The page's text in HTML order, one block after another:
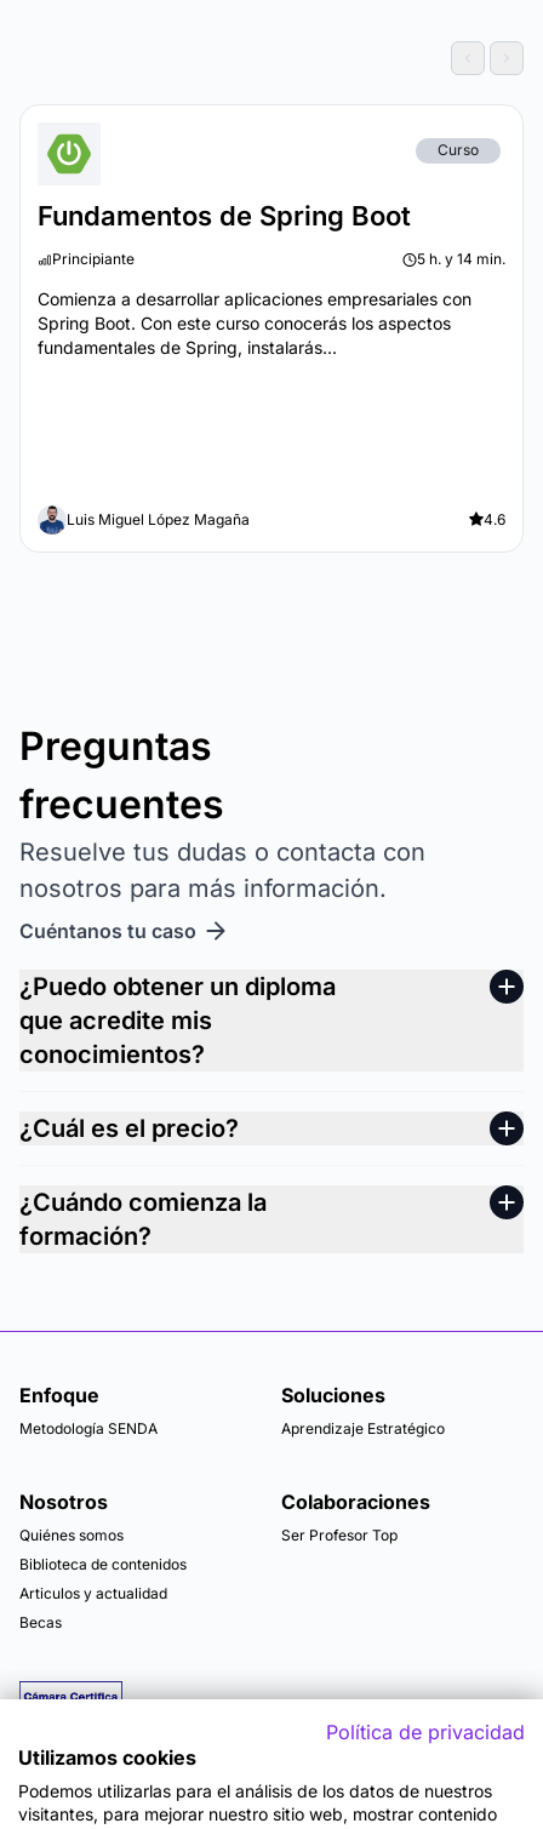
Curso
Fundamentos de Spring Boot
Principiante 5 h. y 14 min.
Comienza a desarrollar aplicaciones empresariales con
Spring Boot. Con este curso conocerás los aspectos
fundamentales de Spring, instalarás...
Luis Miguel López Magaña 4.6
Preguntas
frecuentes
Resuelve tus dudas o contacta con
nosotros para más información.
Cuéntanos tu caso
¿Puedo obtener un diploma
que acredite mis
conocimientos?
¿Cuál es el precio?
¿Cuándo comienza la
formación?
Enfoque
Metodología SENDA
Soluciones
Aprendizaje Estratégico
Nosotros
Quiénes somos
Biblioteca de contenidos
Articulos y actualidad
Becas
Colaboraciones
Ser Profesor Top
Política de privacidad
Utilizamos cookies
Podemos utilizarlas para el análisis de los datos de nuestros
visitantes, para mejorar nuestro sitio web, mostrar contenido